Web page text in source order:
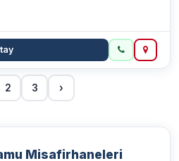
2 3 ›
Misafirhaneleri